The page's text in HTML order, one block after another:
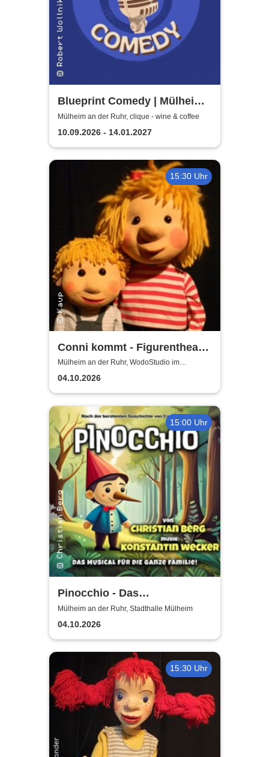
Blueprint Comedy | Mülheim
an der Ruhr
Mülheim an der Ruhr, clique - wine & coffee
10.09.2026 - 14.01.2027
15:30 Uhr
Conni kommt - Figurentheater
für alle ab 4 Jahren
Mülheim an der Ruhr, WodoStudio im
Ringlokschuppen Ruhr
04.10.2026
15:00 Uhr
Pinocchio - Das
Kindermusical: Nach der
berühmten Geschichte von
Carlo Collodi
Mülheim an der Ruhr, Stadthalle Mülheim
04.10.2026
15:30 Uhr